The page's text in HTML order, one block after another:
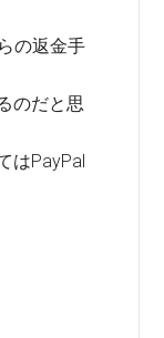
の返金手
のだと思
はPayPal